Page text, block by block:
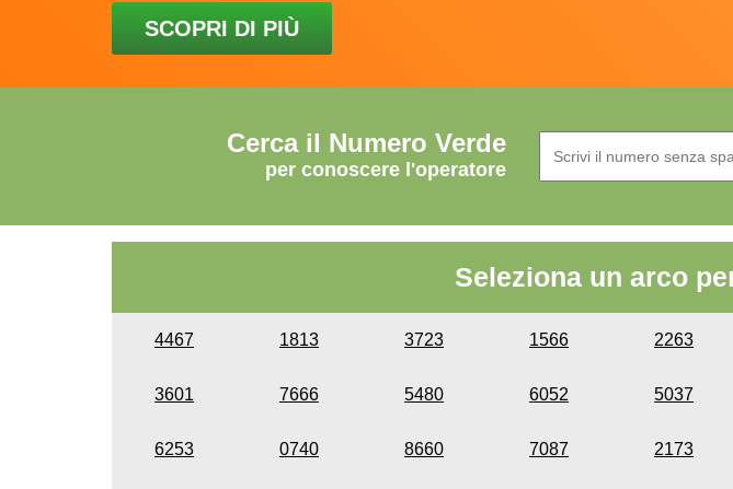
SCOPRI DI PIÙ
Cerca il Numero Verde
per conoscere l'operatore
Seleziona un arco
4467 1813 3723 1566 2263
3601 7666 5480 6052 5037
6253 0740 8660 7087 2173